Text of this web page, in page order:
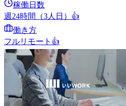
稼働日数
週24時間（3人日） 👍
働き方
フルリモート 👍